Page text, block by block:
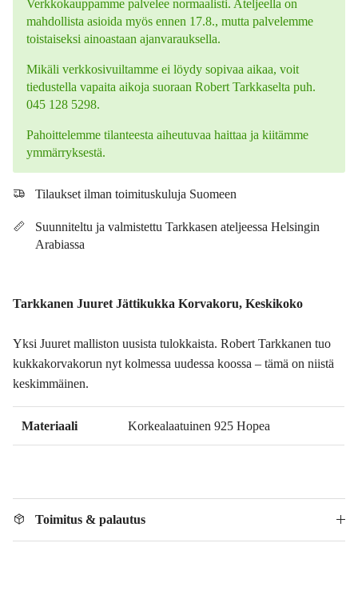
Verkkokauppamme palvelee normaalisti. Ateljeella on
mahdollista asioida myös ennen 17.8., mutta palvelemme
toistaiseksi ainoastaan ajanvarauksella.
Mikäli verkkosivuiltamme ei löydy sopivaa aikaa, voit
tiedustella vapaita aikoja suoraan Robert Tarkkaselta puh.
045 128 5298.
Pahoittelemme tilanteesta aiheutuvaa haittaa ja kiitämme
ymmärryksestä.
Tilaukset ilman toimituskuluja Suomeen
Suunniteltu ja valmistettu Tarkkasen ateljeessa Helsingin
Arabiassa
Tarkkanen Juuret Jättikukka Korvakoru, Keskikoko
Yksi Juuret malliston uusista tulokkaista. Robert Tarkkanen tuo
kukkakorvakorun nyt kolmessa uudessa koossa – tämä on niistä
keskimmäinen.
Materiaali Korkealaatuinen 925 Hopea
Toimitus & palautus